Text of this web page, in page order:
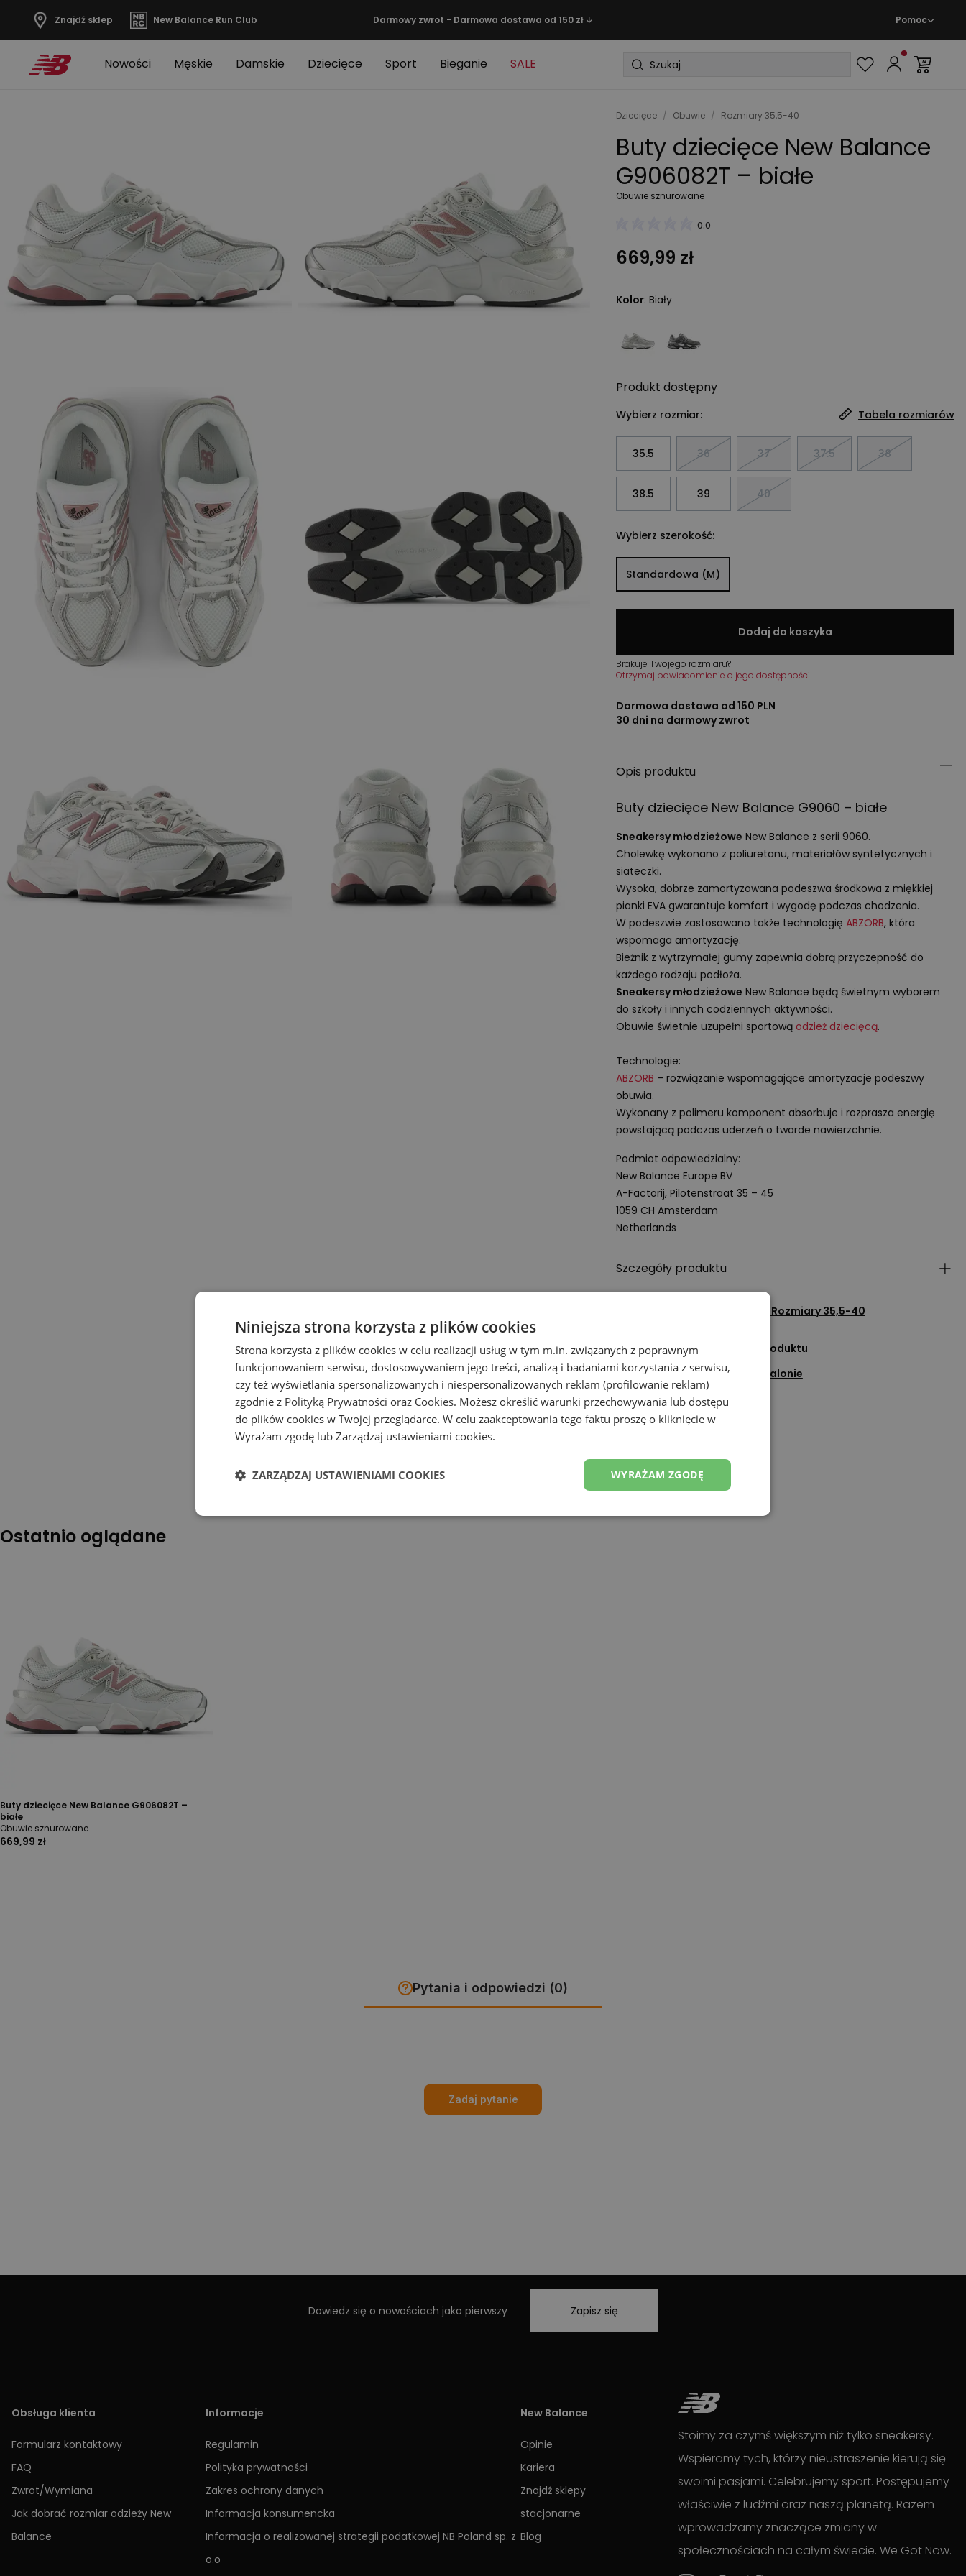
Znajdź sklep New Balance Run Club Darmowy zwrot - Darmowa dostawa od 150 zł ↓ Pomoc
Nowości Męskie Damskie Dziecięce Sport Bieganie SALE
Dziecięce / Obuwie / Rozmiary 35,5-40
Buty dziecięce New Balance
G906082T – białe
Obuwie sznurowane
0.0
669,99 zł
Kolor: Biały
Produkt dostępny
Wybierz rozmiar: Tabela rozmiarów
35.5 36 37 37.5 38
38.5 39 40
Wybierz szerokość:
Standardowa (M)
Dodaj do koszyka
Brakuje Twojego rozmiaru?
Otrzymaj powiadomienie o jego dostępności
Darmowa dostawa od 150 PLN
30 dni na darmowy zwrot
Opis produktu
Buty dziecięce New Balance G9060 – białe
Sneakersy młodzieżowe New Balance z serii 9060.
Cholewkę wykonano z poliuretanu, materiałów syntetycznych i
siateczki.
Wysoka, dobrze zamortyzowana podeszwa środkowa z miękkiej
pianki EVAgwarantuje komfort i wygodę podczas chodzenia.
W podeszwie zastosowano także technologię ABZORB, która
wspomaga amortyzację.
Bieżnik z wytrzymałej gumy zapewnia dobrą przyczepność do
każdego rodzaju podłoża.
Sneakersy młodzieżowe New Balance będą świetnym wyborem
do szkoły i innych codziennych aktywności.
Obuwie świetnie uzupełni sportową odzież dziecięcą.
Technologie:
ABZORB – rozwiązanie wspomagające amortyzacje podeszwy
obuwia.
Wykonany z polimeru komponent absorbuje i rozprasza energię
powstającą podczas uderzeń o twarde nawierzchnie.
Podmiot odpowiedzialny:
New Balance Europe BV
A-Factorij, Pilotenstraat 35 – 45
1059 CH Amsterdam
Netherlands
Szczegóły produktu
Rozmiary 35,5-40
Zadaj pytanie do tego produktu
Sprawdź dostępność w salonie
Dodaj do ulubionych
Porozmawiaj na czacie
Ostatnio oglądane
Buty dziecięce New Balance G906082T –
białe
Obuwie sznurowane
669,99 zł
Pytania i odpowiedzi (0)
Zadaj pytanie
Dowiedz się o nowościach jako pierwszy Zapisz się
Obsługa klienta
Formularz kontaktowy
FAQ
Zwrot/Wymiana
Jak dobrać rozmiar odzieży New
Balance
Informacje
Regulamin
Polityka prywatności
Zakres ochrony danych
Informacja konsumencka
Informacja o realizowanej strategii podatkowej NB Poland sp. z
o.o
New Balance
Opinie
Kariera
Znajdź sklepy
stacjonarne
Blog
Stoimy za czymś większym niż tylko sneakersy.
Wspieramy tych, którzy nieustraszenie kierują się
swoimi pasjami. Celebrujemy sport. Postępujemy
właściwie z ludźmi oraz naszą planetą. Razem
wprowadzamy znaczące zmiany w
społecznościach na całym świecie. We Got Now.
Niniejsza strona korzysta z plików cookies
Strona korzysta z plików cookies w celu realizacji usług w tym m.in. związanych z poprawnym
funkcjonowaniem serwisu, dostosowywaniem jego treści, analizą i badaniami korzystania z serwisu,
czy też wyświetlania spersonalizowanych i niespersonalizowanych reklam (profilowanie reklam)
zgodnie z Polityką Prywatności oraz Cookies. Możesz określić warunki przechowywania lub dostępu
do plików cookies w Twojej przeglądarce. W celu zaakceptowania tego faktu proszę o kliknięcie w
Wyrażam zgodę lub Zarządzaj ustawieniami cookies.
WYRAŻAM ZGODĘ
ZARZĄDZAJ USTAWIENIAMI COOKIES